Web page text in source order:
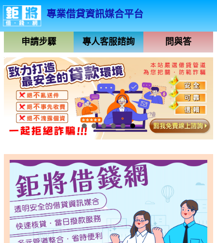
專業借貸資訊媒合平台
申請步驟 專人客服諮詢 問與答